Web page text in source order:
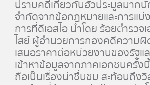
ปราบคดีเกี่ยวกับฮั้วประมูลมากนั
จำกัดจากข้อกฎหมายและการแบ่
การที่ดีเอสไอ นำโดย ร้อยตำรว
ไสย์ ผู้อำนวยการกองคดีความผิ
เสนอราคาต่อหน่วยงานของรัฐแ
เข้าหาข้อมูลจากภาคเอกชนครั้
ถือเป็นเรื่องน่าชื่นชม สะท้อนถึง